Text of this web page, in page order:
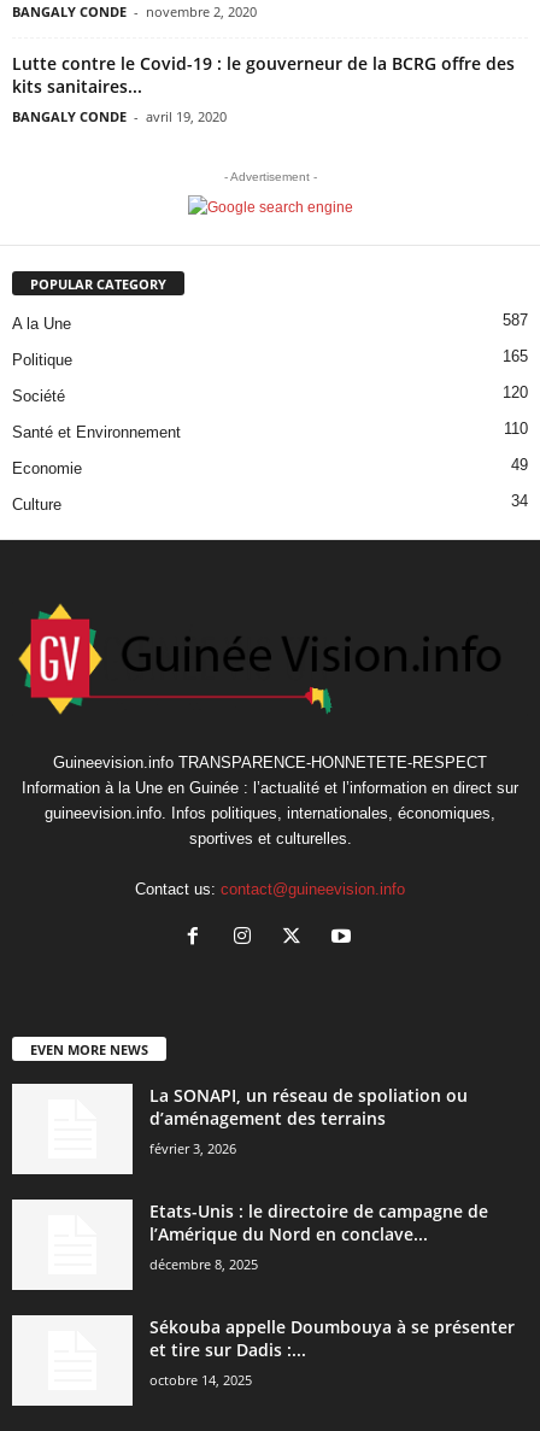
BANGALY CONDE - novembre 2, 2020
Lutte contre le Covid-19 : le gouverneur de la BCRG offre des
kits sanitaires...
BANGALY CONDE - avril 19, 2020
- Advertisement -
POPULAR CATEGORY
A la Une 587
Politique 165
Société 120
Santé et Environnement 110
Economie 49
Culture 34
Guineevision.info TRANSPARENCE-HONNETETE-RESPECT
Information à la Une en Guinée : l’actualité et l’information en direct sur
guineevision.info. Infos politiques, internationales, économiques,
sportives et culturelles.
Contact us: contact@guineevision.info
EVEN MORE NEWS
La SONAPI, un réseau de spoliation ou
d’aménagement des terrains
février 3, 2026
Etats-Unis : le directoire de campagne de
l’Amérique du Nord en conclave...
décembre 8, 2025
Sékouba appelle Doumbouya à se présenter
et tire sur Dadis :...
octobre 14, 2025